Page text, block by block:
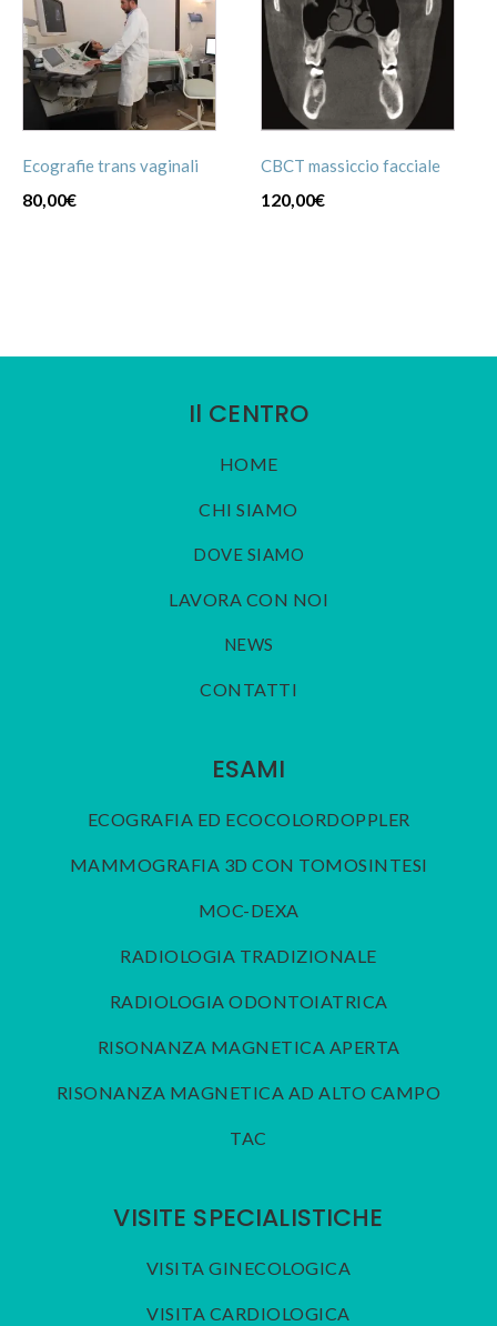
Ecografie trans vaginali
80,00€
CBCT massiccio facciale
120,00€
Il CENTRO
HOME
CHI SIAMO
DOVE SIAMO
LAVORA CON NOI
NEWS
CONTATTI
ESAMI
ECOGRAFIA ED ECOCOLORDOPPLER
MAMMOGRAFIA 3D CON TOMOSINTESI
MOC-DEXA
RADIOLOGIA TRADIZIONALE
RADIOLOGIA ODONTOIATRICA
RISONANZA MAGNETICA APERTA
RISONANZA MAGNETICA AD ALTO CAMPO
TAC
VISITE SPECIALISTICHE
VISITA GINECOLOGICA
VISITA CARDIOLOGICA